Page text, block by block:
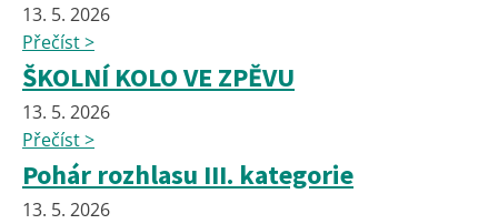
13. 5. 2026
Přečíst >
ŠKOLNÍ KOLO VE ZPĚVU
13. 5. 2026
Přečíst >
Pohár rozhlasu III. kategorie
13. 5. 2026